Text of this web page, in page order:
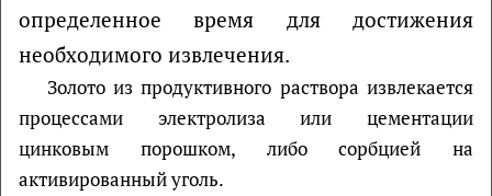
определенное время для достижения
необходимого извлечения.
Золото из продуктивного раствора извлекается
процессами электролиза или цементации
цинковым порошком, либо сорбцией на
активированный уголь.